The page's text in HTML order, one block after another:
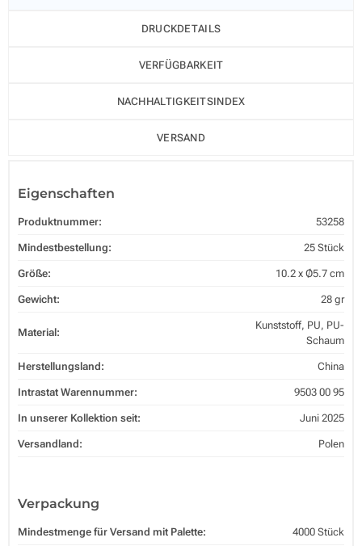
DRUCKDETAILS
VERFÜGBARKEIT
NACHHALTIGKEITSINDEX
VERSAND
Eigenschaften
Produktnummer: 53258
Mindestbestellung: 25 Stück
Größe: 10.2 x Ø5.7 cm
Gewicht: 28 gr
Material:
Kunststoff, PU, PU-
Schaum
Herstellungsland: China
Intrastat Warennummer: 9503 00 95
In unserer Kollektion seit: Juni 2025
Versandland: Polen
Verpackung
Mindestmenge für Versand mit Palette: 4000 Stück